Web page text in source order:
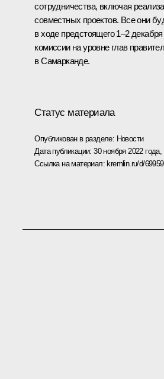
сотрудничества, включая
совместных проектов. Все они
в ходе предстоящего 1–2
комиссии на уровне глав
в Самарканде.
Статус материала
Опубликован в разделе: Новости
Дата публикации:30 ноября 2022 года,
Ссылка на материал: kremlin.ru/d/69959